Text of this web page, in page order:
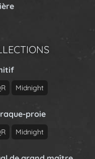
Midnight
proie
Midnight